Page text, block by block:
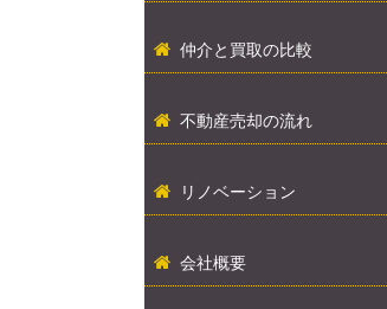
仲介と買取の比較
不動産売却の流れ
リノベーション
会社概要